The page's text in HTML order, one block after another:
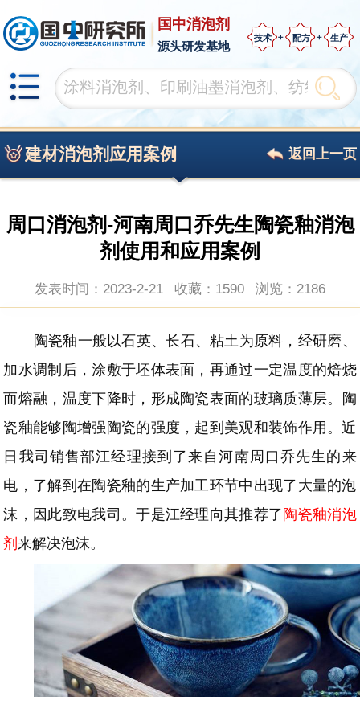
国中消泡剂
源头研发基地
技术 配方 生产
建材消泡剂应用案例 返回上一页
周口消泡剂-河南周口乔先生陶瓷釉消泡
剂使用和应用案例
发表时间：2023-2-21 收藏：1590 浏览： 2186
陶瓷釉一般以石英、长石、粘土为原料 ， 经研磨、
加水调制后，涂敷于坯体表面， 再通过一定温度的焙烧
而熔融，温度下降时，形成陶瓷表面的玻璃质薄层。陶
瓷釉能够陶增强陶瓷的强度，起到美观和装饰作用。近
日我司销售部江经理接到了来自河南周口乔先生的来
电，了解到在陶瓷釉的生产加工环节中出现了大量的泡
沫，因此致电我司。于是江经理向其推荐了陶瓷釉消泡
剂来解决泡沫。